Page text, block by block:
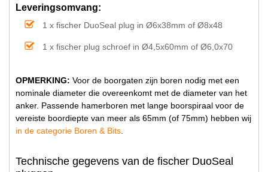
Leveringsomvang:
1 x fischer DuoSeal plug in Ø6x38mm of Ø8x48
1 x fischer plug schroef in Ø4,5x60mm of Ø6,0x70
OPMERKING: Voor de boorgaten zijn boren nodig met een
nominale diameter die overeenkomt met de diameter van het
anker. Passende hamerboren met lange boorspiraal voor de
vereiste boordiepte van meer als 65mm (of 75mm) hebben wij
in de categorie Boren & Bits
Technische gegevens van de fischer DuoSeal